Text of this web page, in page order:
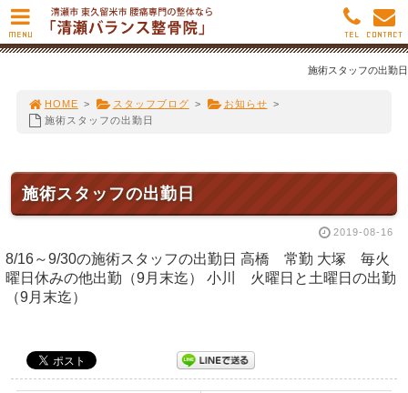
施術スタッフの出勤日
HOME > スタッフブログ > お知らせ >
施術スタッフの出勤日
施術スタッフの出勤日
2019-08-16
8/16～9/30の施術スタッフの出勤日 高橋 常勤 大塚 毎火
曜日休みの他出勤（9月末迄） 小川 火曜日と土曜日の出勤
（9月末迄）
MENU CONTACT
TEL